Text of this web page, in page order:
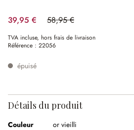
39,95 € 58,95 €
(32.23%spared)
TVA incluse, hors frais de livraison
Référence : 22056
épuisé
Détails du produit
Couleur
or vieilli